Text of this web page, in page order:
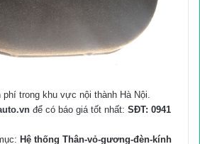
phí trong khu vực nội thành Hà Nội.
để có báo giá tốt nhất: SĐT: 0941
Hệ thống Thân-vỏ-gương-đèn-kính